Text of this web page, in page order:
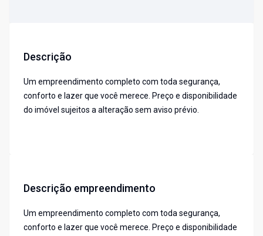
Descrição
Um empreendimento completo com toda segurança,
conforto e lazer que você merece. Preço e disponibilidade
do imóvel sujeitos a alteração sem aviso prévio.
Descrição empreendimento
Um empreendimento completo com toda segurança,
conforto e lazer que você merece. Preço e disponibilidade